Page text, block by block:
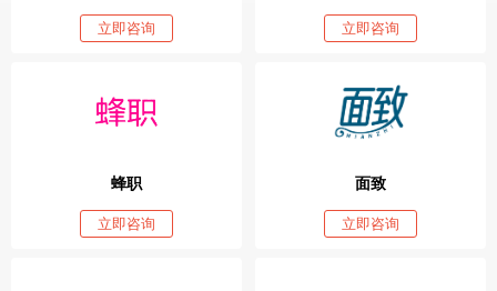
立即咨询 立即咨询
蜂职
立即咨询
面致
立即咨询